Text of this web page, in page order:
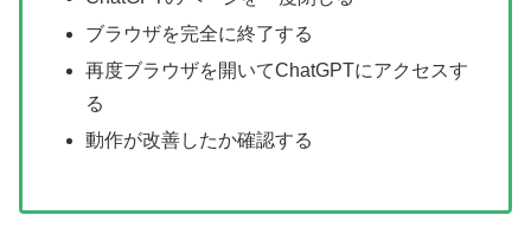
ブラウザを完全に終了する
再度ブラウザを開いてChatGPTにアクセスす
る
動作が改善したか確認する